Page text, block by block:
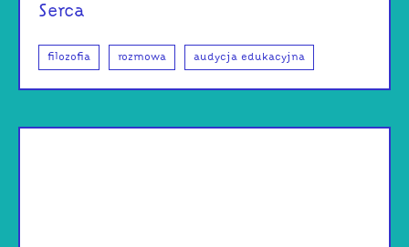
Serca
filozofia rozmowa audycja edukacyjna